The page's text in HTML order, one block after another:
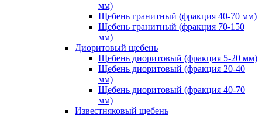
мм)
Щебень гранитный (фракция 40-70 мм)
Щебень гранитный (фракция 70-150
мм)
Диоритовый щебень
Щебень диоритовый (фракция 5-20 мм)
Щебень диоритовый (фракция 20-40
мм)
Щебень диоритовый (фракция 40-70
мм)
Известняковый щебень